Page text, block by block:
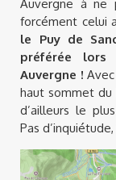
Auvergne à ne
forcément celui
le Puy de
préférée
Auvergne !
haut sommet du
d’ailleurs le
Pas